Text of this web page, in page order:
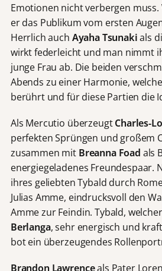
Emotionen nicht verbergen
er das Publikum vom ersten
Herrlich auch AyahaTsunakials
wirkt federleicht und man nimmt
junge Frau ab. Die beiden
Abends zu einer Harmonie,
berührt und für diese Partien die
Als Mercutio überzeugtCharles-
perfekten Sprüngen und großem
zusammen mit Breanna Foad als
energiegeladenes Freundespaar.
ihres geliebten Tybald durch
Julias Amme, eindrucksvoll den
Amme zur Feindin. Tybald,
Berlanga, sehr energisch und
bot ein überzeugendes
Brandon Lawrenceals Pater